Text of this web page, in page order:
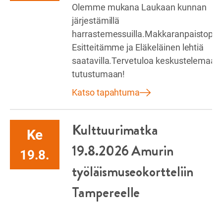
Olemme mukana Laukaan kunnan
järjestämillä
Esitteitämme ja Eläkeläinen lehtiä
saatavilla.Tervetuloa keskustelemaan
tutustumaan!
Katso tapahtuma
Ke
19.8.
Kulttuurimatka
19.8.2026 Amurin
työläismuseokortteliin
Tampereelle